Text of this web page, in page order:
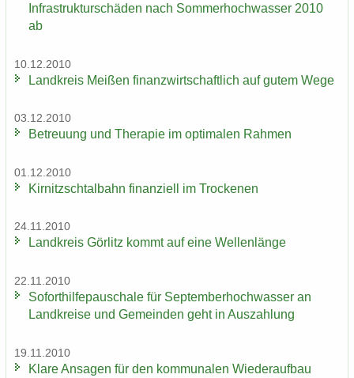
In­fra­struk­tur­schä­den nach Som­mer­hoch­was­ser 2010
ab
10.12.2010
Land­kreis Mei­ßen fi­nanz­wirt­schaft­lich auf gutem Wege
03.12.2010
Be­treu­ung und The­ra­pie im op­ti­ma­len Rah­men
01.12.2010
Kir­nitzsch­tal­bahn fi­nan­zi­ell im Tro­cke­nen
24.11.2010
Land­kreis Gör­litz kommt auf eine Wel­len­län­ge
22.11.2010
So­fort­hil­fe­pau­scha­le für Sep­tem­ber­hoch­was­ser an
Land­krei­se und Ge­mein­den geht in Aus­zah­lung
19.11.2010
Klare An­sa­gen für den kom­mu­na­len Wie­der­auf­bau